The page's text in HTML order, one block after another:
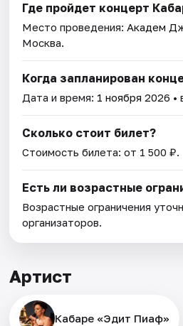
Где пройдет концерт
Место проведения:Академ
Москва.
Когда запланирован
Дата и время: 1 ноября 2026 •
Сколько стоит билет?
Стоимость билета: от 1 500 ₽.
Есть ли возрастные
Возрастные ограничения
организаторов.
Артист
Кабаре «Эдит Пиаф»